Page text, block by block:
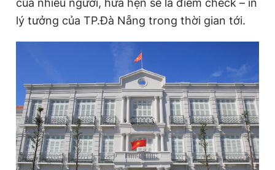
của nhiều người, hứa hẹn sẽ là điểm check – in
lý tưởng của TP.Đà Nẵng trong thời gian tới.